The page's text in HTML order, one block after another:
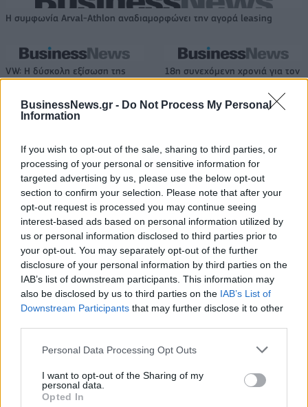
BusinessNews.gr - Do Not Process My Personal
Information
If you wish to opt-out of the sale, sharing to third parties, or
processing of your personal or sensitive information for
targeted advertising by us, please use the below opt-out
section to confirm your selection. Please note that after your
opt-out request is processed you may continue seeing
interest-based ads based on personal information utilized by
us or personal information disclosed to third parties prior to
your opt-out. You may separately opt-out of the further
disclosure of your personal information by third parties on the
IAB’s list of downstream participants. This information may
also be disclosed by us to third parties on the IAB’s List of
Downstream Participants that may further disclose it to other
Personal Data Processing Opt Outs
I want to opt-out of the Sharing of my
personal data.
Opted In
Η συμφωνία Arval-Athlon αναδιαμορφώνει την αγορά leasing
VW: Η δύσκολη εξίσωση της
αναδιάρθρωσης
18η συνεχόμενη χρονιά για τον
ΟΤΕ στη διεθνή σειρά δεικτών
Alpha Bank: Για πρώτη φορά το Αρχαίο Θέατρο Επιδαύρου άνοιξε τις
πύλες του σε όλους
ESG Report 2025: Πώς η ΑΒ Βασιλόπουλος μετατρέπει τη
βιωσιμότητα σε καθημερινή πράξη
ΠΕΡΙΣΣΌΤΕΡΑ ΣΕ ΑΥΤΉ ΤΗΝ ΚΑΤΗΓΟΡΊΑ